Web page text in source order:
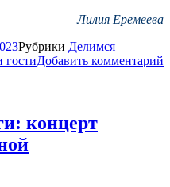
Лилия Еремеева
Рубрики Делимся
Добавить комментарий
концерт